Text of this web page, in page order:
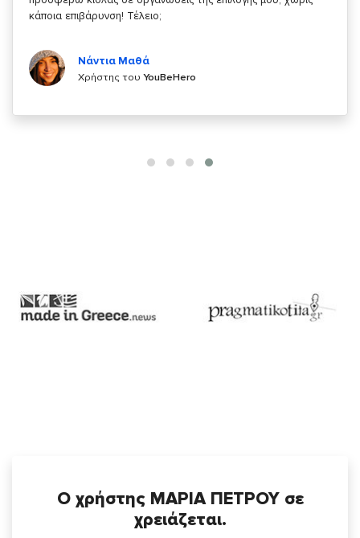
Χρήστης τουYouBeHero
Ο χρήστης ΜΑΡΙΑ ΠΕΤΡΟΥ σε
χρειάζεται.